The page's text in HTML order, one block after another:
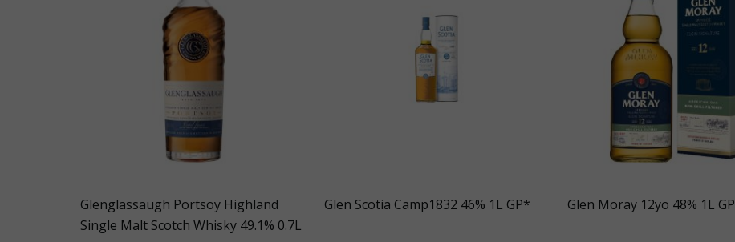
Glenglassaugh Portsoy Highland
Single Malt Scotch Whisky 49.1% 0.7L
Glen Scotia Camp1832 46% 1L GP* Glen Moray 12yo 48% 1L GP